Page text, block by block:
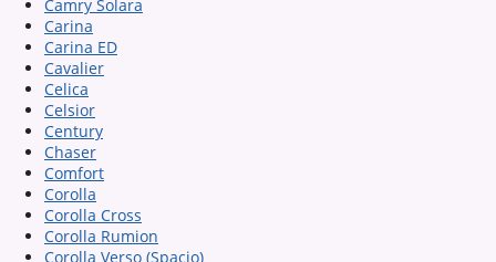
Camry Solara
Carina
Carina ED
Cavalier
Celica
Celsior
Century
Chaser
Comfort
Corolla
Corolla Cross
Corolla Rumion
Corolla Verso (Spacio)